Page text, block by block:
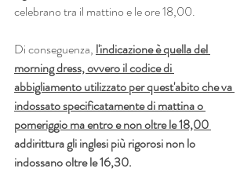
celebrano tra il mattino e le ore 18,00.
Di conseguenza, l'indicazione è quella del
morning dress, ovvero il codice di
abbigliamento utilizzato per quest'abito che va
indossato specificatamente di mattina o
pomeriggio ma entro e non oltre le 18,00
addirittura gli inglesi più rigorosi non lo
indossano oltre le 16,30.